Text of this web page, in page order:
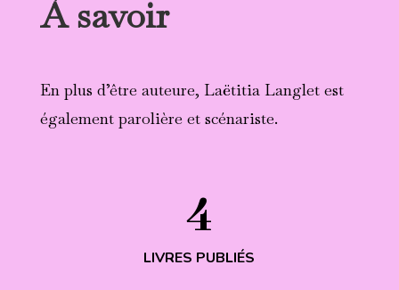
À savoir
En plus d’être auteure, Laëtitia Langlet est
également parolière et scénariste.
4
LIVRES PUBLIÉS